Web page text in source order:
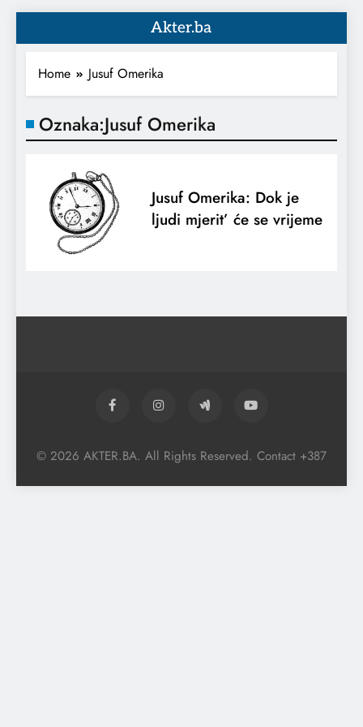
Akter.ba
Home Jusuf Omerika
Oznaka:Jusuf Omerika
Jusuf Omerika: Dok je
ljudi mjerit’ će se vrijeme
© 2026 AKTER.BA. All Rights Reserved. Contact +387